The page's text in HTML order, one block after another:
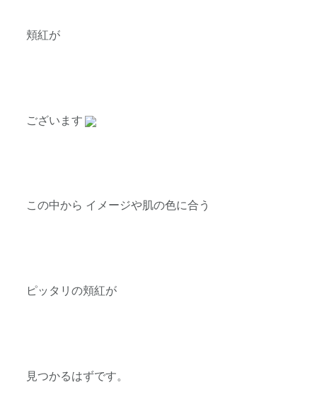
頬紅が
ございます
この中から イメージや肌の色に合う
ピッタリの頬紅が
見つかるはずです。